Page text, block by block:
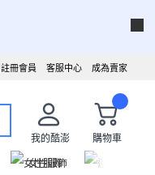
成為賣家
客服中心
註冊會員
我的酷澎
購物車
女性服飾